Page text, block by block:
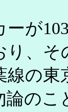
ーが
り、
線の
論のこ